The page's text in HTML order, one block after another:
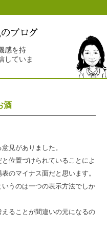
感を持
していま
酒
見がありました。
位置づけられていることによ
のマイナス面だと思います。
うのは一つの表示方法でしか
ることが間違いの元になるの